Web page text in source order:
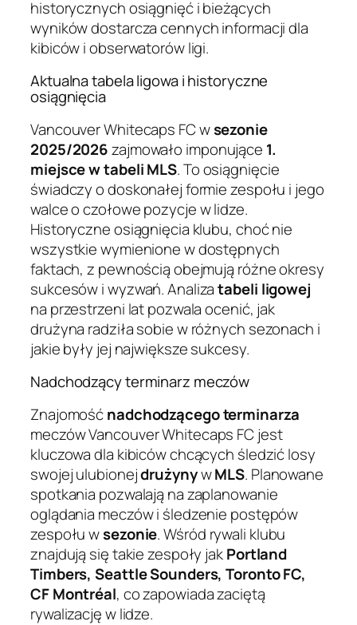
historycznych osiągnięć i bieżących
wyników dostarcza cennych informacji dla
kibiców i obserwatorów ligi.
Aktualna tabela ligowa i historyczne
osiągnięcia
Vancouver Whitecaps FC wsezonie
2025/2026zajmowało imponujące 1.
miejsce w tabeli MLS. To osiągnięcie
świadczy o doskonałej formie zespołu i jego
walce o czołowe pozycje w lidze.
Historyczne osiągnięcia klubu, choć nie
wszystkie wymienione w dostępnych
faktach, z pewnością obejmują różne okresy
sukcesów i wyzwań. Analizatabeli ligowej
na przestrzeni lat pozwala ocenić, jak
drużyna radziła sobie w różnych sezonach i
jakie były jej największe sukcesy.
Nadchodzący terminarz meczów
Znajomośćnadchodzącego terminarza
meczów Vancouver Whitecaps FC jest
kluczowa dla kibiców chcących śledzić losy
swojej ulubionejdrużynywMLS. Planowane
spotkania pozwalają na zaplanowanie
oglądania meczów i śledzenie postępów
zespołu wsezonie. Wśród rywali klubu
znajdują się takie zespoły jakPortland
Timbers, Seattle Sounders, Toronto FC,
CF Montréal, co zapowiada zaciętą
rywalizację w lidze.